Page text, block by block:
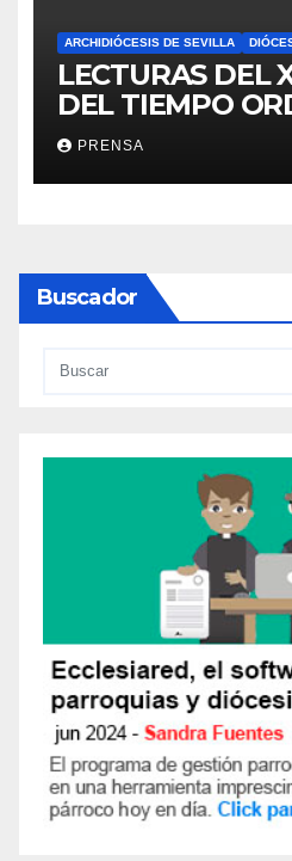
ARCHIDIÓCESIS DE SEVILLA
LECTURAS DEL
DEL TIEMPO
PRENSA
Buscador